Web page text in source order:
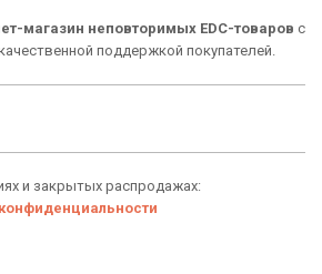
Wallet
магазин неповторимых EDC-товаров с
поддержкой покупателей.
и закрытых распродажах: